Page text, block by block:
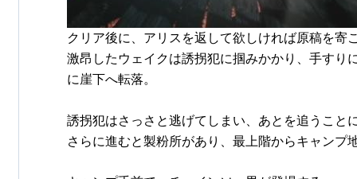
クリア後に、アリスを返して欲しければ原稿を寄
激昂したウェイクは誘拐犯に掴みかかり、手すり
に崖下へ転落。
誘拐犯はさっさと逃げてしまい、あとを追うこと
さらに進むと製粉所があり、最上階からキャンプ